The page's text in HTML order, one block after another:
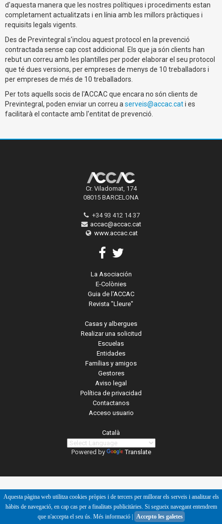
d'aquesta manera que les nostres polítiques i procediments estan
completament actualitzats i en línia amb les millors pràctiques i
requisits legals vigents.
Des de Previntegral s'inclou aquest protocol en la prevenció
contractada sense cap cost addicional. Els que ja són clients han
rebut un correu amb les plantilles per poder elaborar el seu protocol
que té dues versions, per empreses de menys de 10 treballadors i
per empreses de més de 10 treballadors.
Per tots aquells socis de l'ACCAC que encara no són clients de
Previntegral, poden enviar un correu a serveis@accac.cati es
facilitarà el contacte amb l'entitat de prevenció.
Cr. Viladomat, 174
08015 BARCELONA
+34 93 412 14 37
accac@accac.cat
www.accac.cat
La Asociación
E-Colònies
Guia de l'ACCAC
Revista "Lleure"
Casas y albergues
Realizar una solicitud
Escuelas
Entidades
Famílias y amigos
Gestores
Aviso legal
Política de privacidad
Contactanos
Acceso usuario
Català
Powered by Translate
Aquesta pàgina web utilitza cookies pròpies i de tercers per millorar els serveis i analitzar els
hàbits de navegació, en cap cas per a finalitats publicitàries. Si segueix navegant entendrem
que n'accepta el seu ús. Més informació| Accepto les galetes